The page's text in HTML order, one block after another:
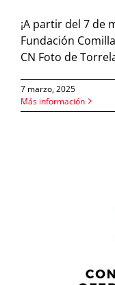
¡A partir del 7 de
Fundación
CN Foto de
7 marzo, 2025
Más información